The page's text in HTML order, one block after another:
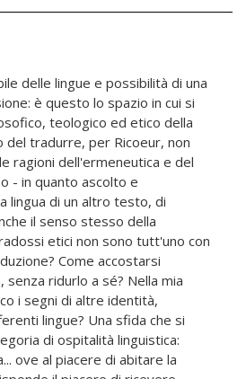
delle lingue e possibilità di una
è questo lo spazio in cui si
teologico ed etico della
del tradurre, per Ricoeur, non
ragioni dell'ermeneutica e del
- in quanto ascolto e
lingua di un altro testo, di
il senso stesso della
etici non sono tutt'uno con
Come accostarsi
ridurlo a sé? Nella mia
i segni di altre identità,
lingue? Una sfida che si
di ospitalità linguistica:
ove al piacere di abitare la